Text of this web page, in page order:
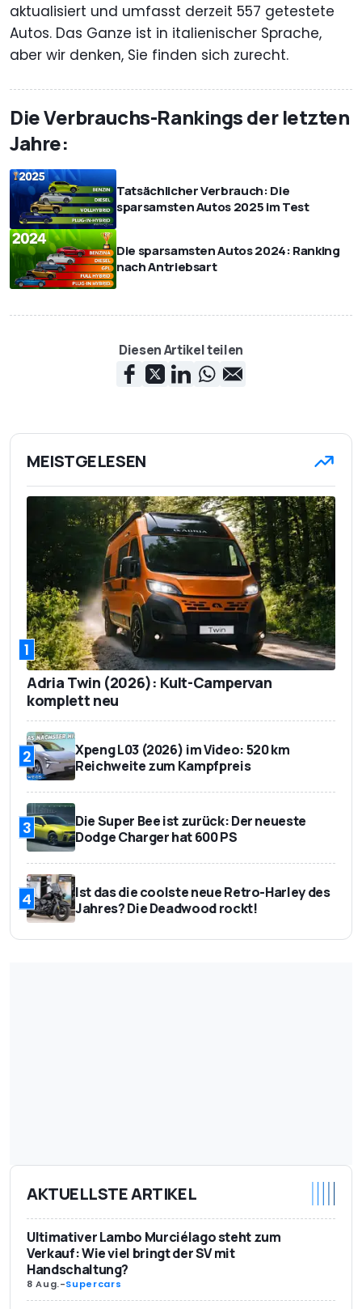
aktualisiert und umfasst derzeit 557 getestete
Autos. Das Ganze ist in italienischer Sprache,
aber wir denken, Sie finden sich zurecht.
Die Verbrauchs-Rankings der letzten
Jahre:
Tatsächlicher Verbrauch: Die
sparsamsten Autos 2025 im Test
Die sparsamsten Autos 2024: Ranking
nach Antriebsart
Diesen Artikel teilen
MEISTGELESEN
1
Adria Twin (2026): Kult-Campervan
komplett neu
2
Xpeng L03 (2026) im Video: 520 km
Reichweite zum Kampfpreis
3
Die Super Bee ist zurück: Der neueste
Dodge Charger hat 600 PS
4
Ist das die coolste neue Retro-Harley des
Jahres? Die Deadwood rockt!
AKTUELLSTE ARTIKEL
Ultimativer Lambo Murciélago steht zum
Verkauf: Wie viel bringt der SV mit
Handschaltung?
8 Aug.-Supercars